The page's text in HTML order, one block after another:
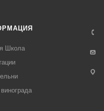
Школа